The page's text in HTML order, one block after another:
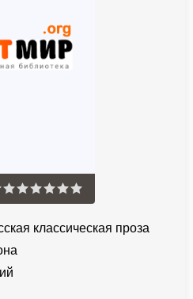
классическая проза